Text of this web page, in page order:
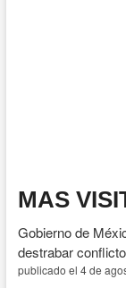
MAS
Gobierno de
destrabar
publicado el 4 de